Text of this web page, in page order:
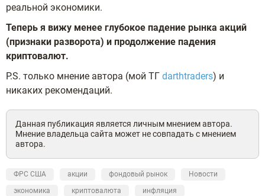
реальной экономики.
Теперь я вижу менее глубокое падение рынка акций
(признаки разворота) и продолжение падения
криптовалют.
P.S. только мнение автора (мой ТГ darthtraders) и
никаких рекомендаций.
Данная публикация является личным мнением автора.
Мнение владельца сайта может не совпадать с мнением
автора.
ФРС США акции фондовый рынок
Новости
экономика
криптовалюта
инфляция